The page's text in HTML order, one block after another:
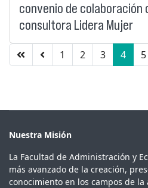
convenio de colaboración
consultora Lidera Mujer
1 2 3 4 5
Nuestra Misión
La Facultad de Administración y
más avanzado de la creación,
conocimiento en los campos de